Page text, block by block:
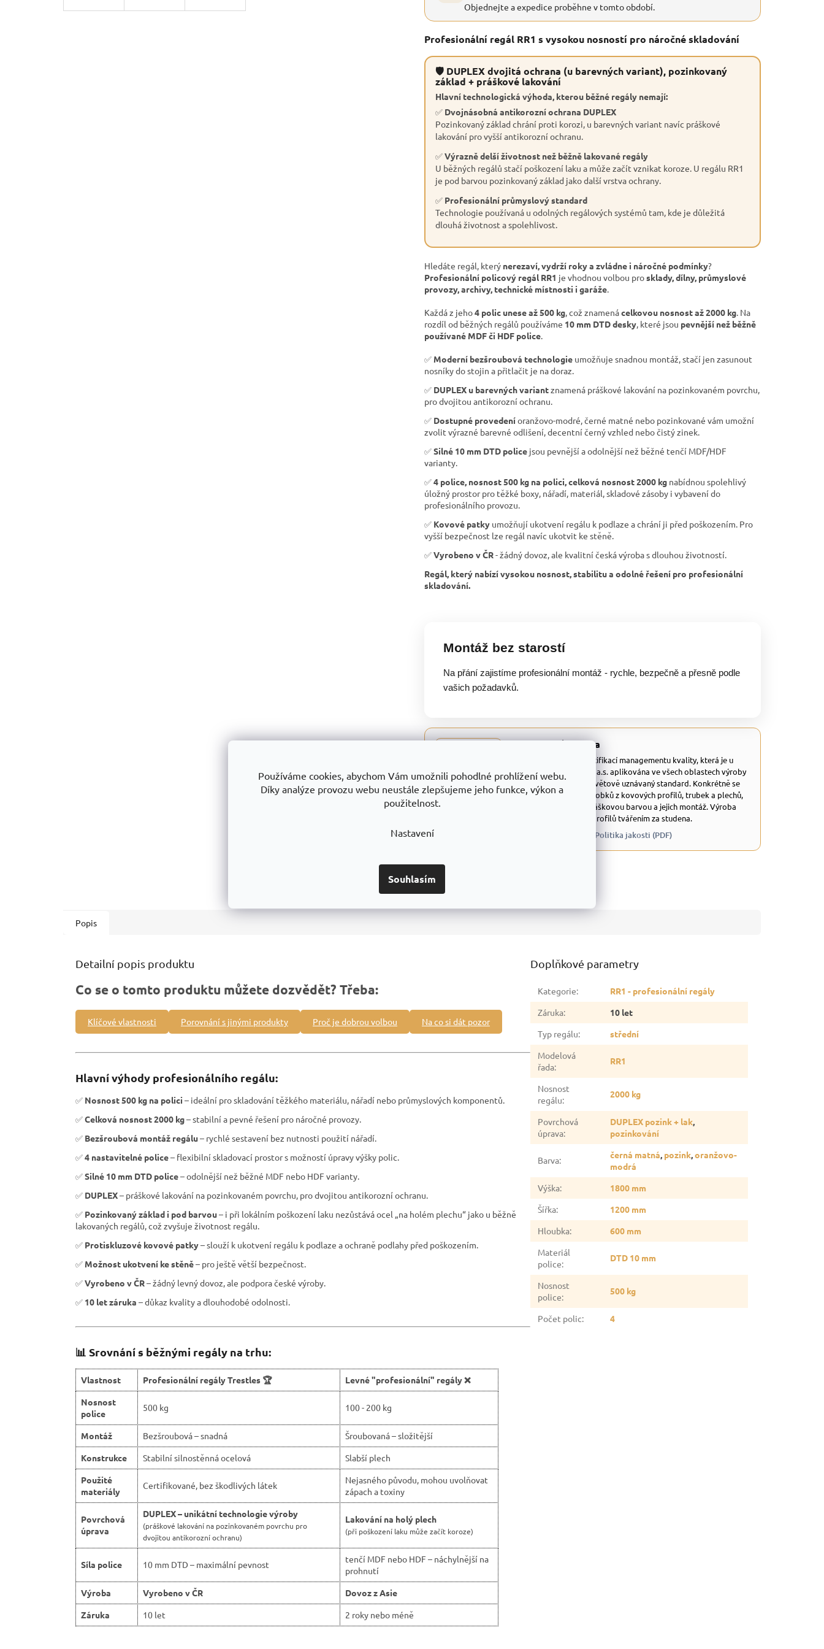
Používáme cookies, abychom Vám umožnili pohodlné prohlížení webu.
Díky analýze provozu webu neustále zlepšujeme jeho funkce, výkon a
použitelnost.
Nastavení
Souhlasím
Objednejte a expedice proběhne v tomto období.
Profesionální regál RR1 s vysokou nosností pro náročné skladování
🛡 DUPLEX dvojitá ochrana (u barevných variant), pozinkovaný
základ + práškové lakování
Hlavní technologická výhoda, kterou běžné regály nemají:
✅ Dvojnásobná antikorozní ochrana DUPLEX
Pozinkovaný základ chrání proti korozi, u barevných variant navíc práškové
lakování pro vyšší antikorozní ochranu.
✅Výrazně delší životnost než běžně lakované regály
U běžných regálů stačí poškození laku a může začít vznikat koroze. U regálu RR1
je pod barvou pozinkovaný základ jako další vrstva ochrany.
✅ Profesionální průmyslový standard
Technologie používaná u odolných regálových systémů tam, kde je důležitá
dlouhá životnost a spolehlivost.
Hledáte regál, který nerezaví, vydrží roky a zvládne i náročné podmínky?
Profesionální policový regál RR1 je vhodnou volbou prosklady, dílny, průmyslové
provozy, archivy, technické místnosti i garáže.
Každá z jeho4 polic unese až 500 kg, což znamenácelkovou nosnost až 2000 kg. Na
rozdíl od běžných regálů používáme 10 mm DTD desky, které jsou pevnější než běžně
používané MDF či HDF police.
✅ Moderní bezšroubová technologie umožňuje snadnou montáž, stačí jen zasunout
nosníky do stojin a přitlačit je na doraz.
✅ DUPLEX u barevných variantznamená práškové lakování na pozinkovaném povrchu,
pro dvojitou antikorozní ochranu.
✅ Dostupné provedeníoranžovo-modré, černé matné nebo pozinkované vám umožní
zvolit výrazné barevné odlišení, decentní černý vzhled nebo čistý zinek.
✅Silné 10 mm DTD police jsou pevnější a odolnější než běžné tenčí MDF/HDF
varianty.
✅4 police, nosnost 500 kg na polici, celková nosnost 2000 kg nabídnou spolehlivý
úložný prostor pro těžké boxy, nářadí, materiál, skladové zásoby i vybavení do
profesionálního provozu.
✅ Kovové patky umožňují ukotvení regálu k podlaze a chrání ji před poškozením. Pro
vyšší bezpečnost lze regál navíc ukotvit ke stěně.
✅Vyrobeno v ČR- žádný dovoz, ale kvalitní česká výroba s dlouhou životností.
Regál, který nabízí vysokou nosnost, stabilitu a odolné řešení pro profesionální
skladování.
Montáž bez starostí
Na přání zajistíme profesionální montáž - rychle, bezpečně a přesně podle
vašich požadavků.
Certifikovaná kvalita
Trestles a.s. disponuje certifikací managementu kvality, která je u
všech produktů TRESTLES a.s. aplikována ve všech oblastech výroby
a služeb. Jedná se o celosvětově uznávaný standard. Konkrétně se
jedná o vývoj a výrobu výrobků z kovových profilů, trubek a plechů,
povrchově upravených práškovou barvou a jejich montáž. Výroba
otevřených a uzavřených profilů tvářením za studena.
Politika jakosti (PDF)
Detailní informace
Popis
Detailní popis produktu
Co se o tomto produktu můžete dozvědět? Třeba:
Klíčové vlastnosti Porovnání s jinými produkty Proč je dobrou volbou Na co si dát pozor
Hlavní výhody profesionálního regálu:
✅ Nosnost 500 kg na polici – ideální pro skladování těžkého materiálu, nářadí nebo průmyslových komponentů.
✅Celková nosnost 2000 kg– stabilní a pevné řešení pro náročné provozy.
✅ Bezšroubová montáž regálu– rychlé sestavení bez nutnosti použití nářadí.
✅4 nastavitelné police– flexibilní skladovací prostor s možností úpravy výšky polic.
✅Silné 10 mm DTD police– odolnější než běžné MDF nebo HDF varianty.
✅ DUPLEX– práškové lakování na pozinkovaném povrchu, pro dvojitou antikorozní ochranu.
✅ Pozinkovaný základ i pod barvou– i při lokálním poškození laku nezůstává ocel „na holém plechu“ jako u běžně
lakovaných regálů, což zvyšuje životnost regálu.
✅ Protiskluzové kovové patky– slouží k ukotvení regálu k podlaze a ochraně podlahy před poškozením.
✅ Možnost ukotvení ke stěně– pro ještě větší bezpečnost.
✅Vyrobeno v ČR– žádný levný dovoz, ale podpora české výroby.
✅ 10 let záruka – důkaz kvality a dlouhodobé odolnosti.
📊 Srovnání s běžnými regály na trhu:
Vlastnost Profesionální regály Trestles 🏆
Levné "profesionální" regály ❌
Nosnost
police
500 kg 100 - 200 kg
Montáž Bezšroubová – snadná
Šroubovaná – složitější
Konstrukce
Stabilní silnostěnná ocelová
Slabší plech
Použité
materiály
Certifikované, bez škodlivých látek
Nejasného původu, mohou uvolňovat
zápach a toxiny
Povrchová
úprava
DUPLEX – unikátní technologie výroby
(práškové lakování na pozinkovaném povrchu pro
dvojitou antikorozní ochranu)
Lakování na holý plech
(při poškození laku může začít koroze)
Síla police 10 mm DTD – maximální pevnost
tenčí MDF nebo HDF – náchylnější na
prohnutí
Výroba
Vyrobeno v ČR
Dovoz z Asie
Záruka
10 let 2 roky nebo méně
Doplňkové parametry
Kategorie:
RR1 - profesionální regály
Záruka:
10 let
Typ regálu:
střední
Modelová
řada:
RR1
Nosnost
regálu:
2000 kg
Povrchová
úprava:
DUPLEX pozink + lak,
pozinkování
Barva: černá matná, pozink,oranžovo-
modrá
Výška:
1800 mm
Šířka:
1200 mm
Hloubka:
600 mm
Materiál
police:
DTD 10 mm
Nosnost
police:
500 kg
Počet polic: 4